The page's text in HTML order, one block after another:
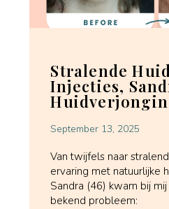
Stralende
Injecties,
September 13, 2025
Van twijfels naar
ervaring met natuurlijke
Sandra (46) kwam bij
bekend probleem: